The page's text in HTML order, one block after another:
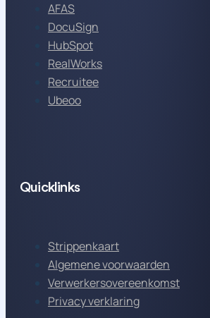
AFAS
DocuSign
HubSpot
RealWorks
Recruitee
Ubeoo
Quicklinks
Strippenkaart
Algemene voorwaarden
Verwerkersovereenkomst
Privacy verklaring